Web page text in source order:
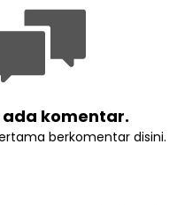
ada komentar.
berkomentar disini.